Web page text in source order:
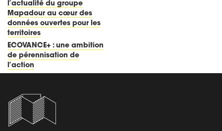
l’actualité du groupe
Mapadour au cœur des
données ouvertes pour les
territoires
ECOVANCE+ : une ambition
de pérennisation de
l’action